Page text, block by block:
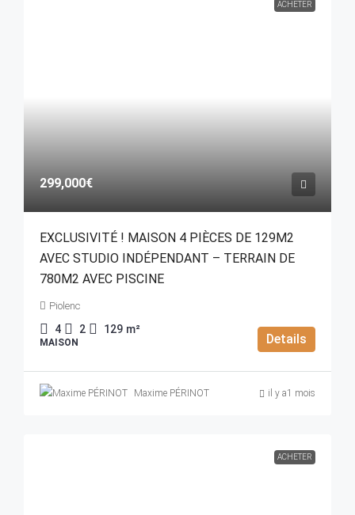
ACHETER
299,000€
EXCLUSIVITÉ ! MAISON 4 PIÈCES DE 129M2
AVEC STUDIO INDÉPENDANT – TERRAIN DE
780M2 AVEC PISCINE
Piolenc
4 2 129 m²
MAISON Details
Maxime PÉRINOT il y a1 mois
ACHETER